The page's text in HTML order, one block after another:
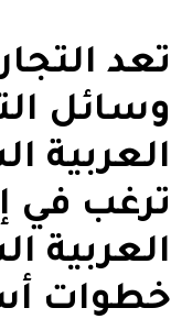
تعد
وسائل
العربية
ترغب في
العربية
خطوات